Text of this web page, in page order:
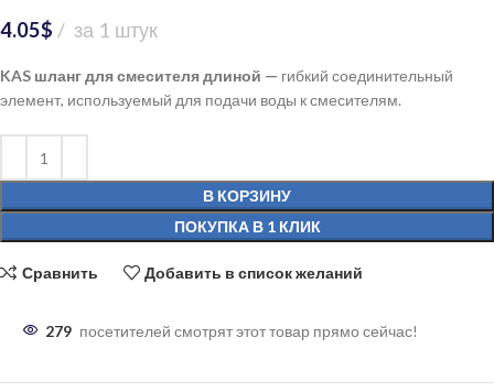
4.05$ за 1 штук
KAS шланг для смесителя длиной — гибкий соединительный
элемент, используемый для подачи воды к смесителям.
В КОРЗИНУ
ПОКУПКА В 1 КЛИК
Сравнить Добавить в список желаний
279 посетителей смотрят этот товар прямо сейчас!